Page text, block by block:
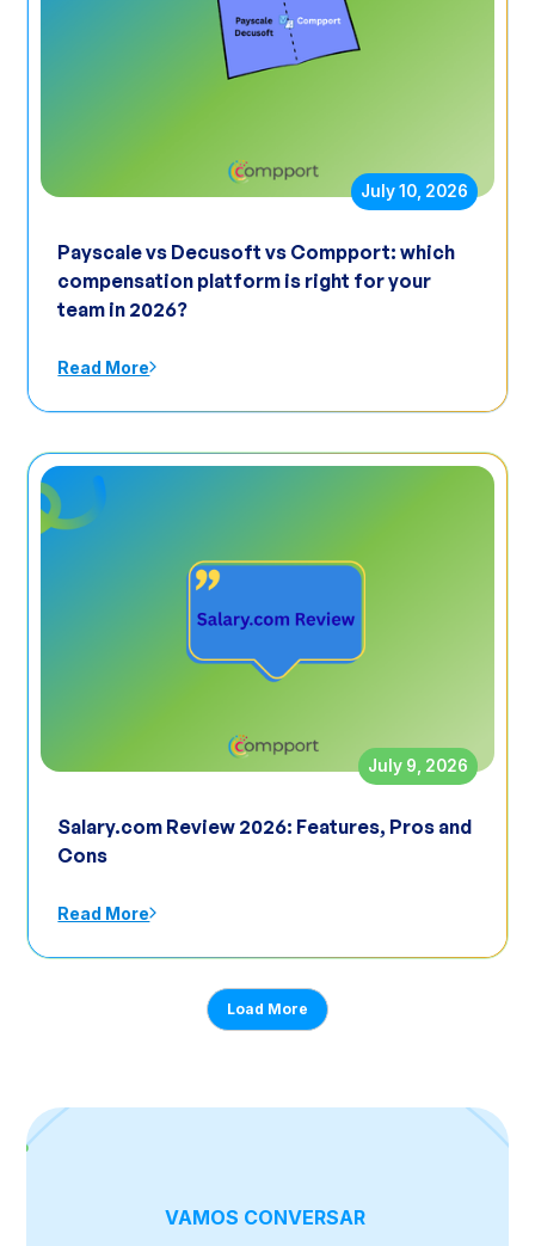
July 10, 2026
Payscale vs Decusoft vs Compport: which
compensation platform is right for your
team in 2026?
Read More
July 9, 2026
Salary.com Review 2026: Features, Pros and
Cons
Read More
Load More
VAMOS CONVERSAR